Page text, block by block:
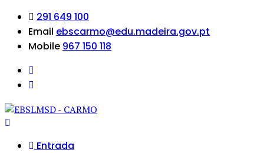
291 649 100
Email ebscarmo@edu.madeira.gov.pt
Mobile 967 150 118
Entrada